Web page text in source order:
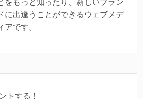
をもっと知ったり、新しいブラン
ドに出逢うことができるウェブメデ
アです。
トする！